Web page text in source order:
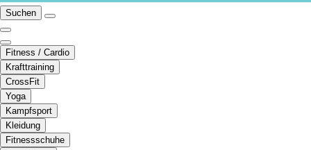
Suchen
Fitness / Cardio
Krafttraining
CrossFit
Yoga
Kampfsport
Kleidung
Fitnessschuhe